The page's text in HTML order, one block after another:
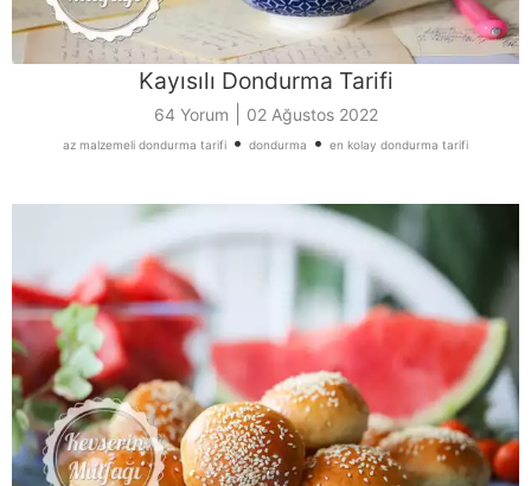
Kayısılı Dondurma Tarifi
64 Yorum 02 Ağustos 2022
az malzemeli dondurma tarifi • dondurma • en kolay dondurma tarifi